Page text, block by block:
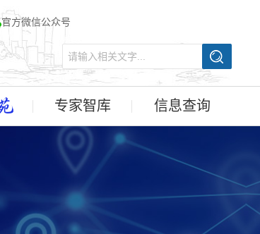
官方微信公众号
专家智库 信息查询